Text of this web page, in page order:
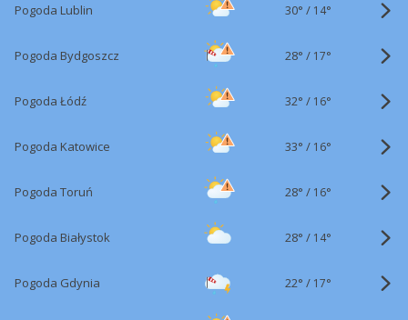
Pogoda Lublin 30° / 14°
Pogoda Bydgoszcz 28° / 17°
Pogoda Łódź 32° / 16°
Pogoda Katowice 33° / 16°
Pogoda Toruń 28° / 16°
Pogoda Białystok 28° / 14°
Pogoda Gdynia 22° / 17°